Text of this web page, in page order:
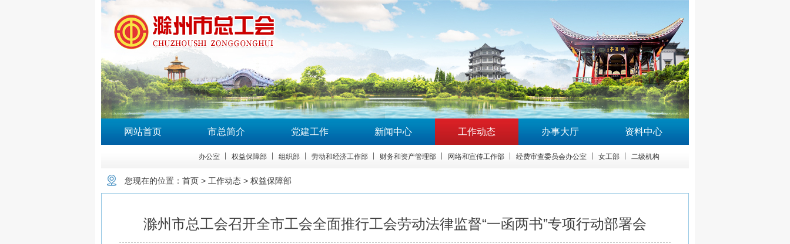
网站首页 市总简介 党建工作 新闻中心 工作动态 办事大厅 资料中心
办公室 权益保障部 组织部 劳动和经济工作部 财务和资产管理部 网络和宣传工作部 经费审查委员会办公室 女工部 二级机构
您现在的位置： 首页 > 工作动态 > 权益保障部
滁州市总工会召开全市工会全面推行工会劳动法律监督“一函两书”专项行动部署会